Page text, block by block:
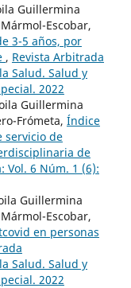
Guillermina
Escobar,
3-5 años, por
, Revista Arbitrada
Salud. Salud y
2022
Guillermina
Frómeta, Índice
servicio de
de
Vol. 6 Núm. 1 (6):
Guillermina
Escobar,
en personas
Salud. Salud y
2022